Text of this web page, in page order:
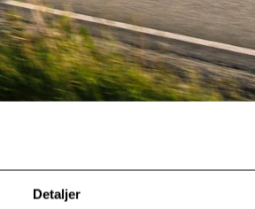
Detaljer